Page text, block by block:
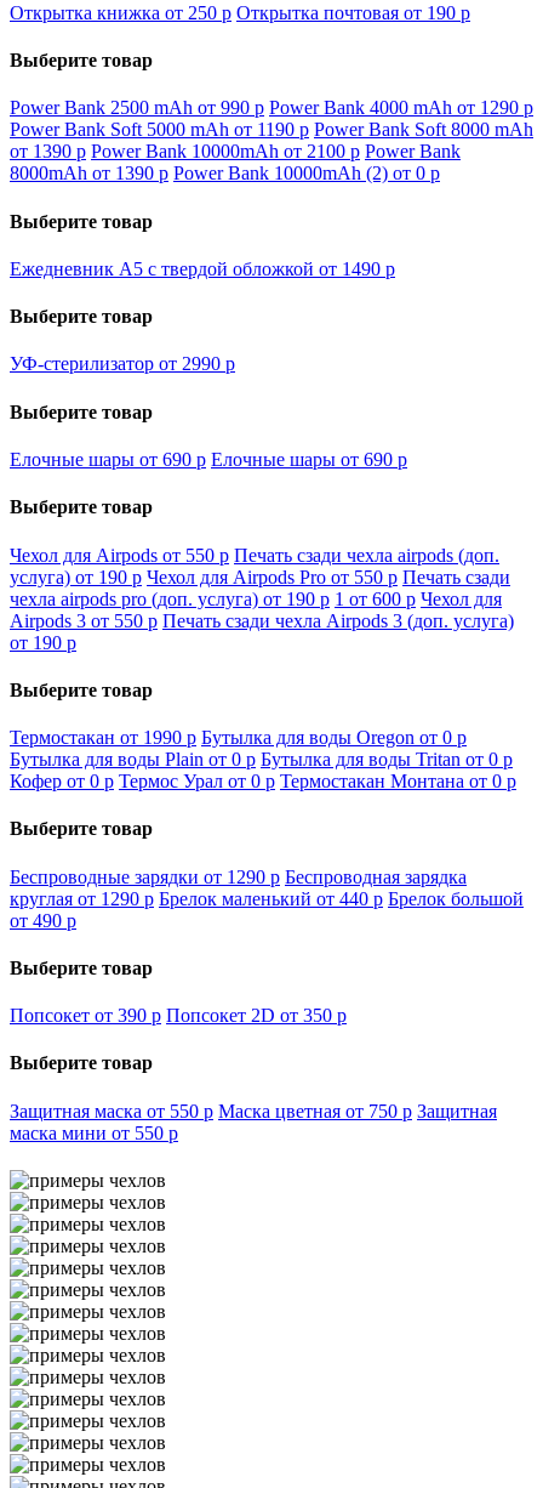
Открытка книжка от 250 p Открытка почтовая от 190 p
Выберите товар
Power Bank 2500 mAh от 990 p Power Bank 4000 mAh от 1290 p
Power Bank Soft 5000 mAh от 1190 p Power Bank Soft 8000 mAh
от 1390 p Power Bank 10000mAh от 2100 p Power Bank
8000mAh от 1390 p Power Bank 10000mAh (2) от 0 p
Выберите товар
Ежедневник А5 с твердой обложкой от 1490 p
Выберите товар
УФ-стерилизатор от 2990 p
Выберите товар
Елочные шары от 690 p Елочные шары от 690 p
Выберите товар
Чехол для Airpods от 550 p Печать сзади чехла airpods (доп.
услуга) от 190 p Чехол для Airpods Pro от 550 p Печать сзади
чехла airpods pro (доп. услуга) от 190 p 1 от 600 p Чехол для
Airpods 3 от 550 p Печать сзади чехла Airpods 3 (доп. услуга)
от 190 p
Выберите товар
Термостакан от 1990 p Бутылка для воды Oregon от 0 p
Бутылка для воды Plain от 0 p Бутылка для воды Tritan от 0 p
Кофер от 0 p Термос Урал от 0 p Термостакан Монтана от 0 p
Выберите товар
Беспроводные зарядки от 1290 p Беспроводная зарядка
круглая от 1290 p Брелок маленький от 440 p Брелок большой
от 490 p
Выберите товар
Попсокет от 390 p Попсокет 2D от 350 p
Выберите товар
Защитная маска от 550 p Маска цветная от 750 p Защитная
маска мини от 550 p